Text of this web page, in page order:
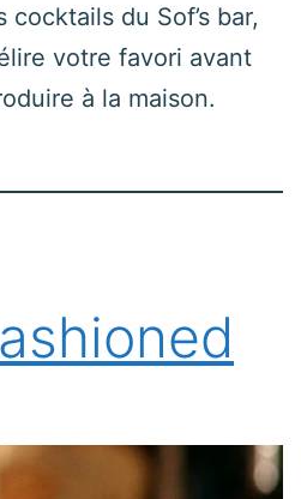
du Sof’s bar,
votre favori avant
à la maison.